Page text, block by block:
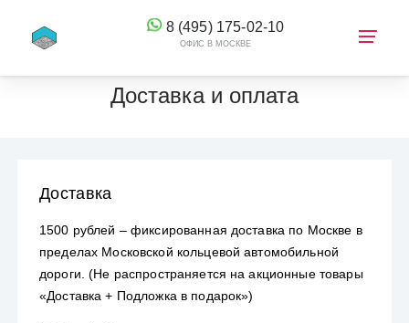
8 (495) 175-02-10
ОФИС В МОСКВЕ
Доставка и оплата
Доставка
1500 рублей – фиксированная доставка по Москве в
пределах Московской кольцевой автомобильной
дороги. (Не распространяется на акционные товары
«Доставка + Подложка в подарок»)